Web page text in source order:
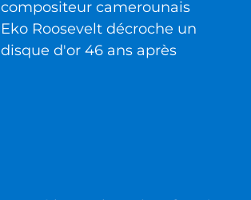
compositeur camerounais
Eko Roosevelt décroche un
disque d'or 46 ans après